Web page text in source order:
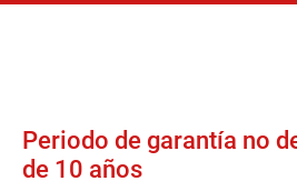
Periodo de garantía no
de 10 años